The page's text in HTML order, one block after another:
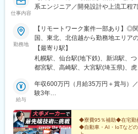
神戸三宮駅(阪神)、姫路駅、岡山駅前
横川駅、谷町四丁目駅、舟入幸町駅
(地下鉄)、六本木一丁目駅、ＪＲ難
之島駅、なにわ橋駅、甘木駅(甘木鉄
駅、久屋大通駅、平沼橋駅、国道駅
ター北駅、勾当台公園駅、本笠寺駅
日吉町駅、新浜松駅、名鉄名古屋駅
都河原町駅、三ノ宮駅、西川緑道公
麻布十番駅、大国町駅、桃山御陵前
駅、北浜駅(大阪府)、伏見駅(愛知県)
前、五島町駅
仕事内容
系エンジニア／開発設計や上流工程7
勤務地
【リモートワーク案件一部あり】◎
国、東北、北信越から勤務地エリア
迎！（引越し代全額負担・家賃95％
西エリア（大阪、京都、兵庫、奈良
（東京、神奈川、千葉、埼玉、栃木
中国エリア（広島、岡山、愛媛など
ど）■北信越エリア（石川、福井、富
勤は、基本的には本人が希望する場
止対策：オフィス内全面禁煙
【最寄り駅】
札幌駅、仙台駅(地下鉄)、新潟駅、
都宮駅、高崎駅、大宮駅(埼玉県)、虎
線)、インテック本社前駅、烏丸駅、
路駅、岡山駅、八丁堀駅(広島県)、高
尾駅、水島駅、通津駅、福山駅、岩
県)、東広島駅、山西駅、本町六丁目
府)、東山・おかでんミュージアム駅
給与
年収600万円（月給35万円＋賞与）
験3年
発経験10年
◆寮費95％補助◆在宅勤
◆自動車・AI・IoTなど